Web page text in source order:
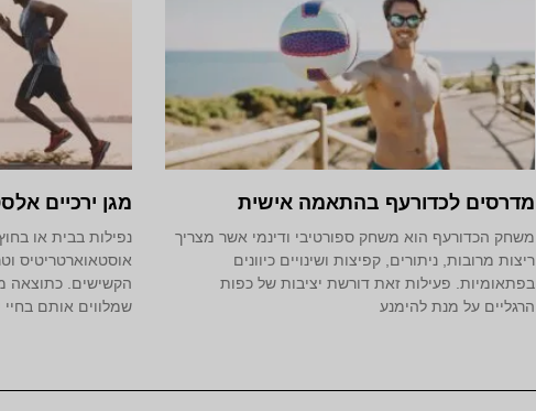
מדרסים לכדורעף בהתאמה אישית
משחק הכדורעף הוא משחק ספורטיבי ודינמי אשר מצריך
ריצות מרובות, ניתורים, קפיצות ושינויים כיוונים
בפתאומיות. פעילות זאת דורשת יציבות של כפות
הרגליים על מנת להימנע
מגן ירכיים
נפילות בבית או
אוסטאוארטריטיס
הקשישים. כתוצאה
שמלווים אותם בחיי